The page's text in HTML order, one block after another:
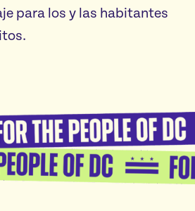
para los y las habitantes